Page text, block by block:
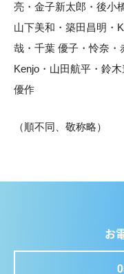
亮・金子新太郎・後小
山下美和・築田昌明・
哉・千葉 優子・怜奈
Kenjo・山田航平・鈴
優作
（順不同、敬称略）
お